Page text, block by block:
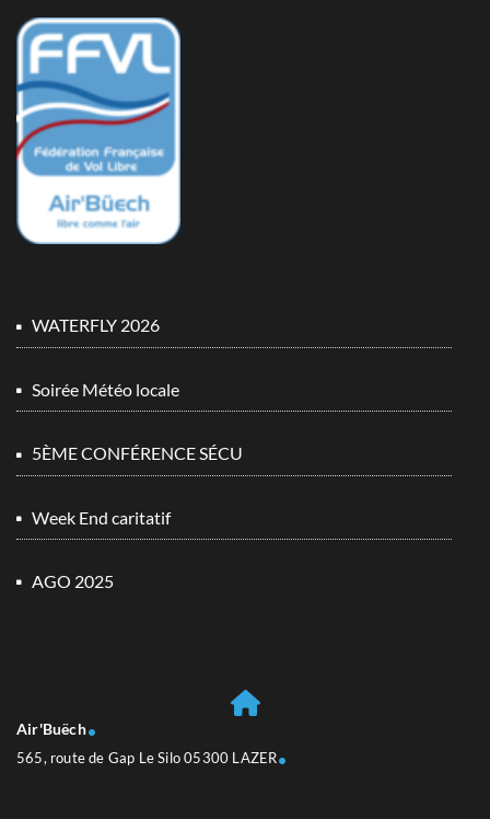
WATERFLY 2026
Soirée Météo locale
5ÈME CONFÉRENCE SÉCU
Week End caritatif
AGO 2025
Air'Buëch
565, route de Gap Le Silo 05300 LAZER